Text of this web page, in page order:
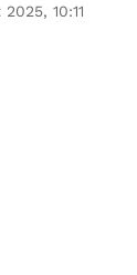
10:11